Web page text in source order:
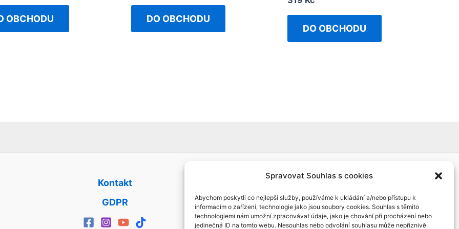
Spravovat Souhlas s cookies
Abychom poskytli co nejlepší služby, používáme k ukládání a/nebo přístupu k
informacím o zařízení, technologie jako jsou soubory cookies. Souhlas s těmito
technologiemi nám umožní zpracovávat údaje, jako je chování při procházení nebo
jedinečná ID na tomto webu. Nesouhlas nebo odvolání souhlasu může nepříznivě
OBCHODU
out
DO OBCHODU
out
DO OBCHODU
Kontakt
GDPR